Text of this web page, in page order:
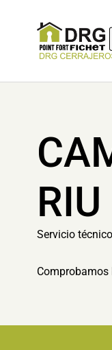
RIU
Servicio
Comprobamos